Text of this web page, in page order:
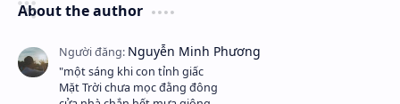
About the author
"một sáng khi con tỉnh giấc
Mặt Trời chưa mọc đằng đông